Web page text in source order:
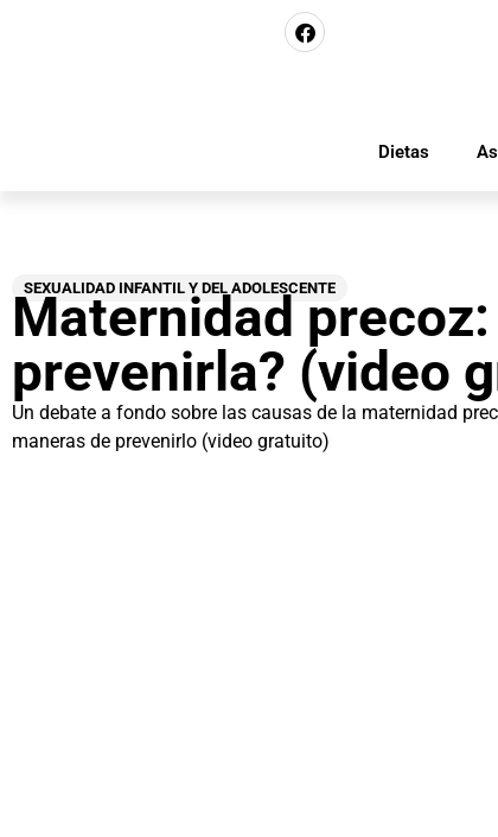
Dietas
SEXUALIDAD INFANTIL Y DEL ADOLESCENTE
Maternidad
prevenirla? (video
Un debate a fondo sobre las causas de la maternidad
maneras de prevenirlo (video gratuito)